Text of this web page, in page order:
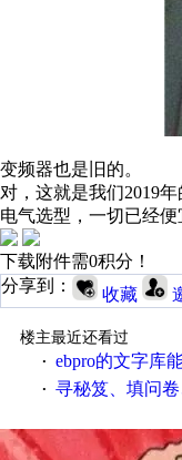
变频器也是旧的。
对，这就是我们2019年
电气选型，一切已经便
下载附件需0积分！
分享到：
收藏
楼主最近还看过
· ebpro的文字库
· 寻秘笈、填问